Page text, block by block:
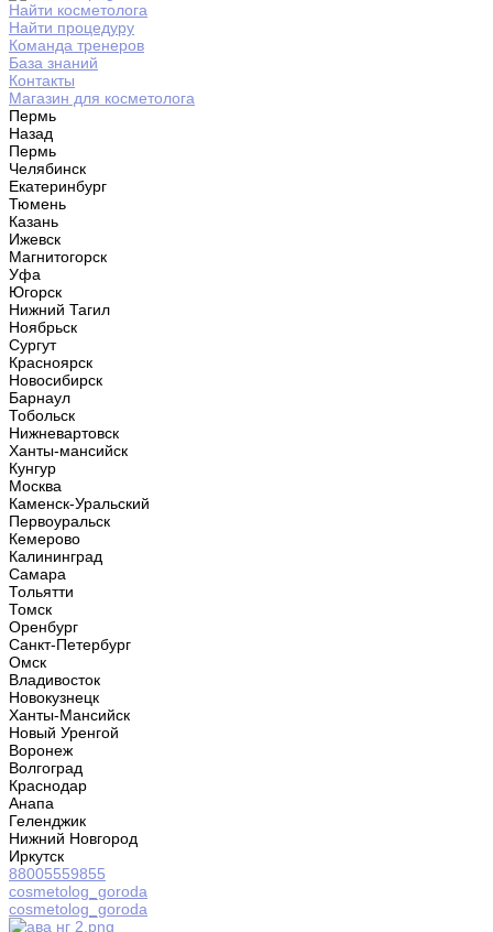
Найти косметолога
Найти процедуру
Команда тренеров
База знаний
Контакты
Магазин для косметолога
Пермь
Назад
Пермь
Челябинск
Екатеринбург
Тюмень
Казань
Ижевск
Магнитогорск
Уфа
Югорск
Нижний Тагил
Ноябрьск
Сургут
Красноярск
Новосибирск
Барнаул
Тобольск
Нижневартовск
Ханты-мансийск
Кунгур
Москва
Каменск-Уральский
Первоуральск
Кемерово
Калининград
Самара
Тольятти
Томск
Оренбург
Санкт-Петербург
Омск
Владивосток
Новокузнецк
Ханты-Мансийск
Новый Уренгой
Воронеж
Волгоград
Краснодар
Анапа
Геленджик
Нижний Новгород
Иркутск
88005559855
cosmetolog_goroda
cosmetolog_goroda